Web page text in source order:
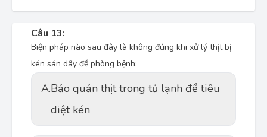
Câu 13:
Biện pháp nào sau đây là không đúng khi xử lý thịt bị
kén sán dây để phòng bệnh:
A.Bảo quản thịt trong tủ lạnh để tiêu
diệt kén